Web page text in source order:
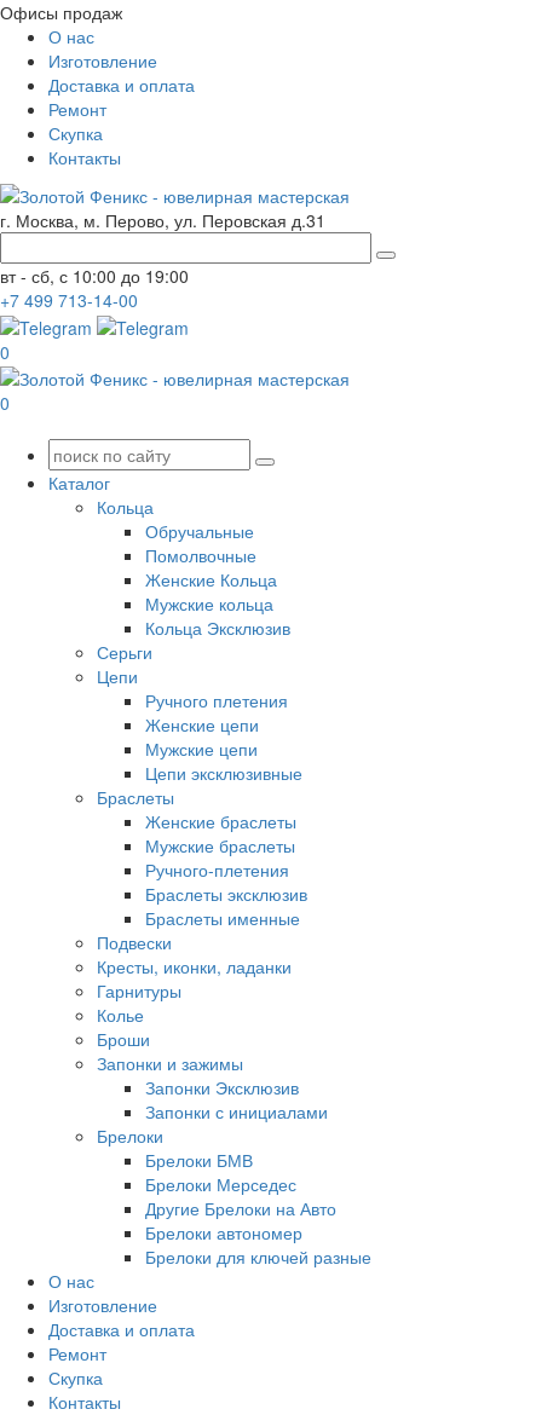
Офисы продаж
О нас
Изготовление
Доставка и оплата
Ремонт
Скупка
Контакты
г. Москва, м. Перово, ул. Перовская д.31
вт - сб, с 10:00 до 19:00
+7 499 713-14-00
0
0
Каталог
Кольца
Обручальные
Помолвочные
Женские Кольца
Мужские кольца
Кольца Эксклюзив
Серьги
Цепи
Ручного плетения
Женские цепи
Мужские цепи
Цепи эксклюзивные
Браслеты
Женские браслеты
Мужские браслеты
Ручного-плетения
Браслеты эксклюзив
Браслеты именные
Подвески
Кресты, иконки, ладанки
Гарнитуры
Колье
Броши
Запонки и зажимы
Запонки Эксклюзив
Запонки с инициалами
Брелоки
Брелоки БМВ
Брелоки Мерседес
Другие Брелоки на Авто
Брелоки автономер
Брелоки для ключей разные
О нас
Изготовление
Доставка и оплата
Ремонт
Скупка
Контакты